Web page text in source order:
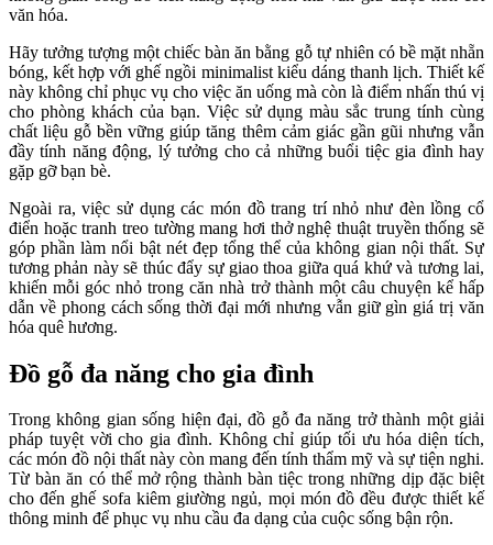
văn hóa.
Hãy tưởng tượng một chiếc bàn ăn bằng gỗ tự nhiên có bề mặt nhẵn
bóng, kết hợp với ghế ngồi minimalist kiểu dáng thanh lịch. Thiết kế
này không chỉ phục vụ cho việc ăn uống mà còn là điểm nhấn thú vị
cho phòng khách của bạn. Việc sử dụng màu sắc trung tính cùng
chất liệu gỗ bền vững giúp tăng thêm cảm giác gần gũi nhưng vẫn
đầy tính năng động, lý tưởng cho cả những buổi tiệc gia đình hay
gặp gỡ bạn bè.
Ngoài ra, việc sử dụng các món đồ trang trí nhỏ như đèn lồng cổ
điển hoặc tranh treo tường mang hơi thở nghệ thuật truyền thống sẽ
góp phần làm nổi bật nét đẹp tổng thể của không gian nội thất. Sự
tương phản này sẽ thúc đẩy sự giao thoa giữa quá khứ và tương lai,
khiến mỗi góc nhỏ trong căn nhà trở thành một câu chuyện kể hấp
dẫn về phong cách sống thời đại mới nhưng vẫn giữ gìn giá trị văn
hóa quê hương.
Đồ gỗ đa năng cho gia đình
Trong không gian sống hiện đại, đồ gỗ đa năng trở thành một giải
pháp tuyệt vời cho gia đình. Không chỉ giúp tối ưu hóa diện tích,
các món đồ nội thất này còn mang đến tính thẩm mỹ và sự tiện nghi.
Từ bàn ăn có thể mở rộng thành bàn tiệc trong những dịp đặc biệt
cho đến ghế sofa kiêm giường ngủ, mọi món đồ đều được thiết kế
thông minh để phục vụ nhu cầu đa dạng của cuộc sống bận rộn.